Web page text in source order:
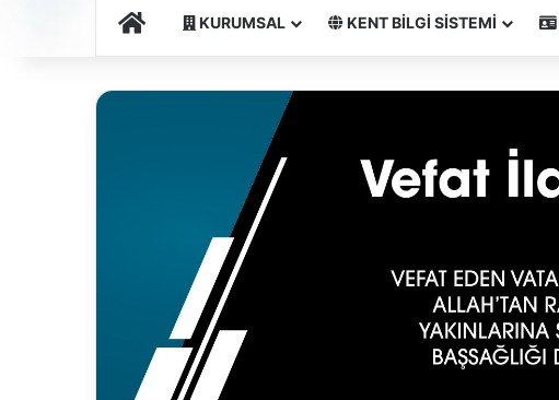
Ana SayfaKURUMSAL KENT BİLGİ SİSTEMİ